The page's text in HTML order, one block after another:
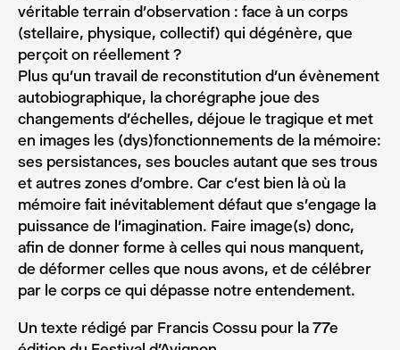
véritable terrain d’observation : face à un corps
(stellaire, physique, collectif) qui dégénère, que
perçoit on réellement ?
Plus qu’un travail de reconstitution d’un évènement
autobiographique, la chorégraphe joue des
changements d’échelles, déjoue le tragique et met
en images les (dys)fonctionnements de la mémoire:
ses persistances, ses boucles autant que ses trous
et autres zones d’ombre. Car c’est bien là où la
mémoire fait inévitablement défaut que s’engage la
puissance de l’imagination. Faire image(s) donc,
afin de donner forme à celles qui nous manquent,
de déformer celles que nous avons, et de célébrer
par le corps ce qui dépasse notre entendement.
Un texte rédigé par Francis Cossu pour la 77e